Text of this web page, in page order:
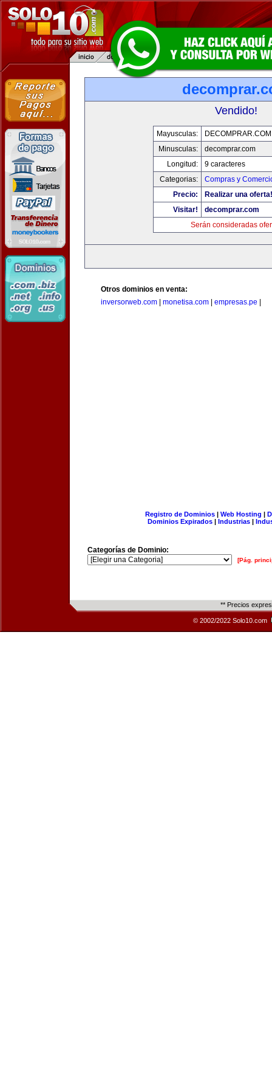
Vendido!
Mayusculas:
DECOMPRAR.COM
Minusculas:
decomprar.com
Longitud:
9 caracteres
Categorias:
Compras y
Precio:
Realizar una oferta!
Visitar!
decomprar.com
Serán consideradas
Otros dominios en venta:
inversorweb.com
monetisa.com empresas.pe
Registro de Dominios| Web Hosting |
Dominios Expirados | Industrias |
Categorías de Dominio:
[Pág.
** Precios
© 2002/2022 Solo10.com